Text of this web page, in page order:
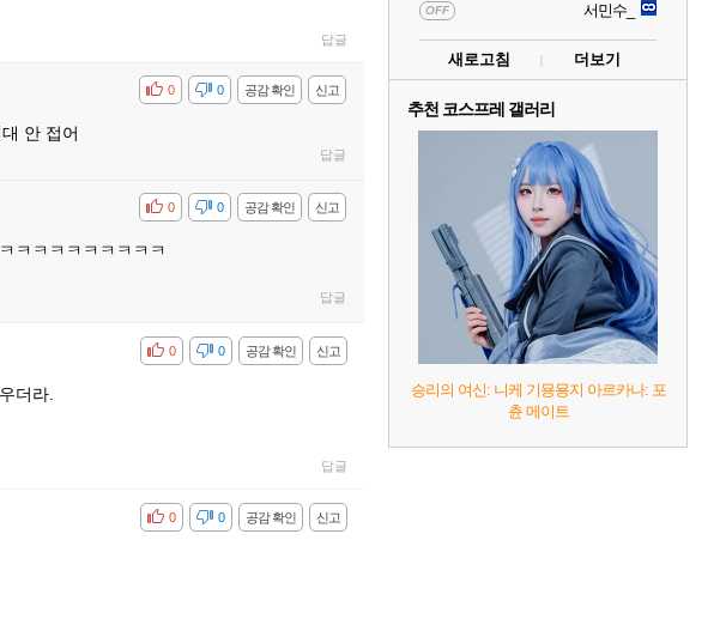
답글
신고
공감 확인
비공감 0
0
안 접어
답글
신고
공감 확인
비공감 0
0
ㅋㅋㅋㅋㅋㅋㅋㅋㅋ
답글
신고
공감 확인
비공감 0
0
더라.
답글
신고
공감 확인
비공감 0
0
OFF 서민수_
새로고침 더보기
추천 코스프레 갤러리
승리의 여신: 니케 기묭묭지 아르카나: 포
츈 메이트